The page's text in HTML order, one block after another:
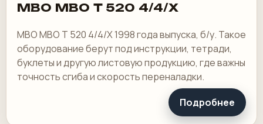
MBO MBO T 520 4/4/X
MBO MBO T 520 4/4/X 1998 года выпуска, б/у. Такое
оборудование берут под инструкции, тетради,
буклеты и другую листовую продукцию, где важны
точность сгиба и скорость переналадки.
Подробнее